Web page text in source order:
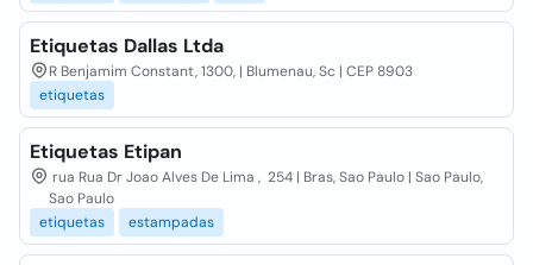
Etiquetas Dallas Ltda
R Benjamim Constant, 1300, | Blumenau, Sc | CEP 8903
etiquetas
Etiquetas Etipan
rua Rua Dr Joao Alves De Lima , 254 | Bras, Sao Paulo | Sao Paulo,
Sao Paulo
etiquetas
estampadas